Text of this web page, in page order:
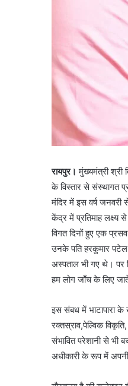
रायपुर। मुंख्यमंत्री श्री
के विस्तार से संस्थागत
मंदिर में इस वर्ष
केंद्र में प्रतिमाह लक्ष्य
विगत दिनों हुए एक प्रसव
उनके पति हरकुमार पटेल
अस्पताल भी गए थे। पर
हम लोग जाँच के लिए
इस संबध में भाटापारा के
रक्तस्राव,पेल्विक
संभावित परेशानी से भी
अधीकारी के रूप में